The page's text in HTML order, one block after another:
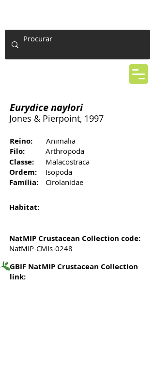
Eurydice naylori
Jones & Pierpoint, 1997
Reino: Animalia
Filo: Arthropoda
Classe: Malacostraca
Ordem: Isopoda
Família: Cirolanidae
Habitat:
NatMIP Crustacean Collection code:
NatMIP-CMIs-0248
GBIF NatMIP Crustacean Collection
link: